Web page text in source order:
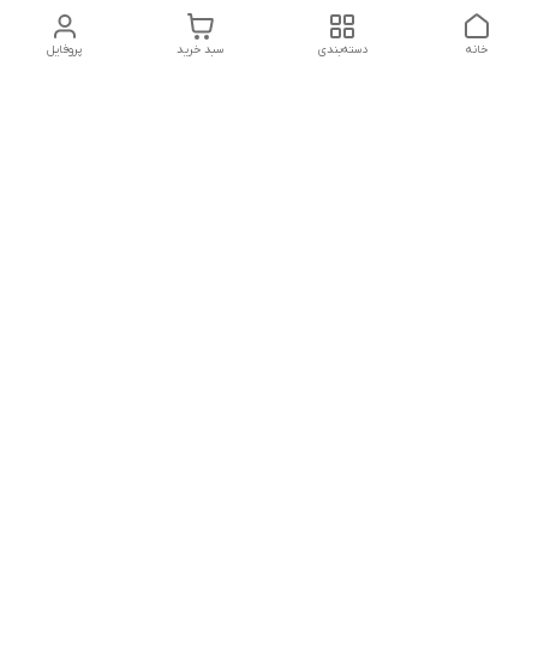
پروفایل سبد خرید دسته‌بندی خانه